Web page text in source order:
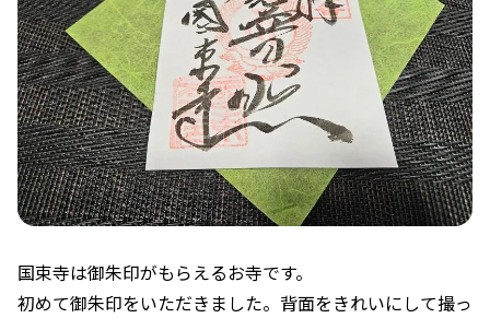
国束寺は御朱印がもらえるお寺です。
初めて御朱印をいただきました。背面をきれいにして撮っ